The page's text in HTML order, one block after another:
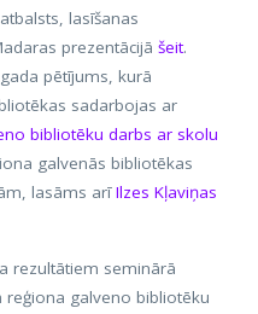
lasīšanas
prezentācijā šeit.
pētījums, kurā
sadarbojas ar
bibliotēku darbs ar skolu
galvenās bibliotēkas
lasāms arīIlzes Kļaviņas
rezultātiem seminārā
reģiona galveno bibliotēku